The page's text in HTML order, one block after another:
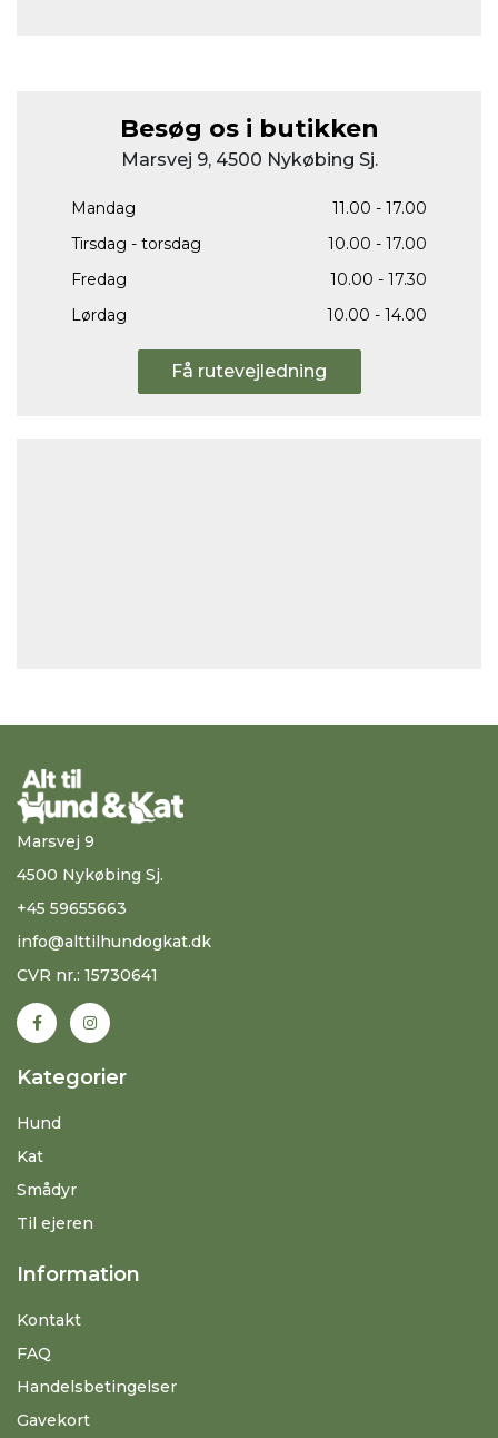
Besøg os i butikken
Marsvej 9, 4500 Nykøbing Sj.
Mandag
11.00 - 17.00
Tirsdag - torsdag
10.00 - 17.00
Fredag
10.00 - 17.30
Lørdag
10.00 - 14.00
Få rutevejledning
Marsvej 9
4500 Nykøbing Sj.
+45 59655663
info@alttilhundogkat.dk
CVR nr.: 15730641
Kategorier
Hund
Kat
Smådyr
Til ejeren
Information
Kontakt
FAQ
Handelsbetingelser
Gavekort